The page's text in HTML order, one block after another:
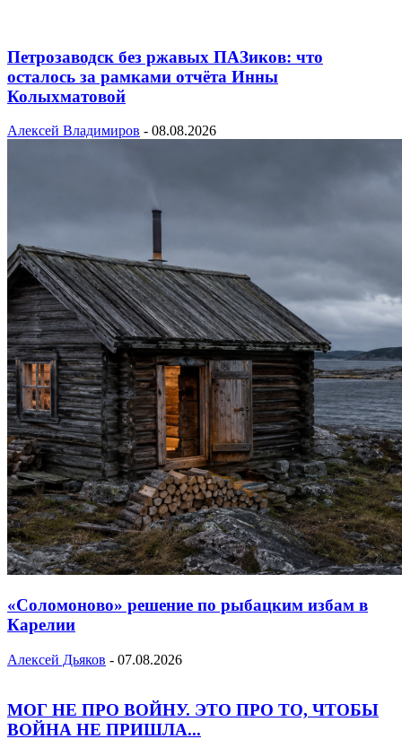
Петрозаводск без ржавых ПАЗиков: что
осталось за рамками отчёта Инны
Колыхматовой
Алексей Владимиров - 08.08.2026
«Соломоново» решение по рыбацким избам в
Карелии
Алексей Дьяков - 07.08.2026
МОГ НЕ ПРО ВОЙНУ. ЭТО ПРО ТО, ЧТОБЫ
ВОЙНА НЕ ПРИШЛА...